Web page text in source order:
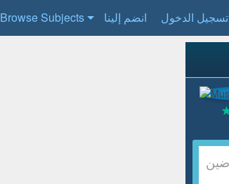
Browse Subjects انضم إلينا تسجيل الدخول